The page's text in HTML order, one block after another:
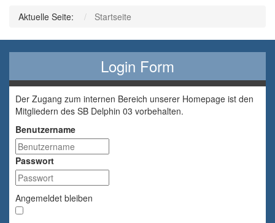
Aktuelle Seite: Startseite
Login Form
Der Zugang zum internen Bereich unserer Homepage ist den
Mitgliedern des SB Delphin 03 vorbehalten.
Benutzername
Passwort
Angemeldet bleiben